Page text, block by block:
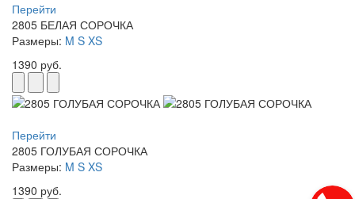
Перейти
2805 БЕЛАЯ СОРОЧКА
Размеры: M S XS
1390 руб.
Перейти
2805 ГОЛУБАЯ СОРОЧКА
Размеры: M S XS
1390 руб.